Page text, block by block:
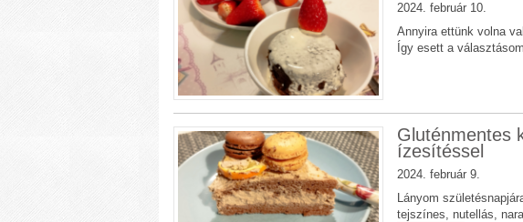
2024. február 10.
Annyira ettünk volna
Így esett a
Gluténmentes
ízesítéssel
2024. február 9.
Lányom
tejszínes, nutellás,